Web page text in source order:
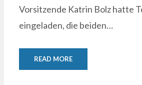
Vorsitzende Katrin Bolz hatte
eingeladen, die beiden…
READ MORE